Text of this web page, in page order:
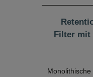
Filter mit
Monolithische